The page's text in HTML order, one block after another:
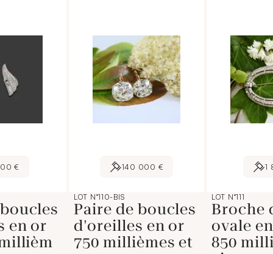
€
en or
140 000 €
LOT N°110-BIS
Paire de boucles
d'oreilles en or
750 millièmes et
1
LOT N°111
Broche
ovale
850